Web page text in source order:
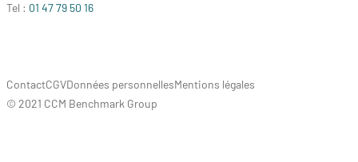
Tel : 01 47 79 50 16
ContactCGVDonnées personnellesMentions légales
© 2021 CCM Benchmark Group